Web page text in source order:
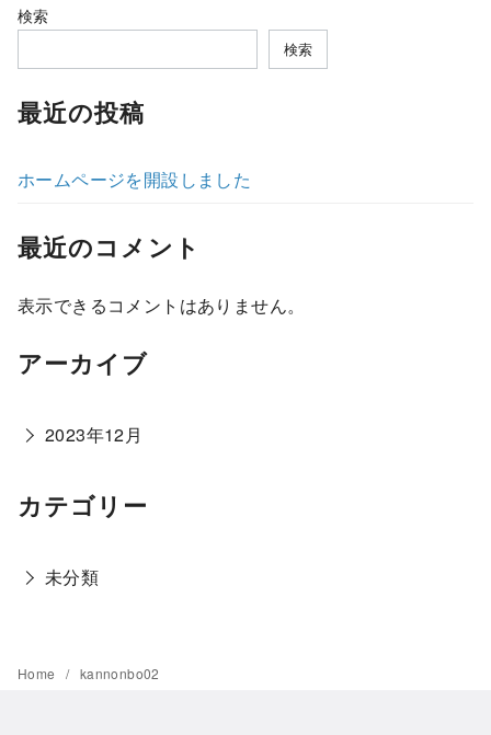
検索
検索
最近の投稿
ホームページを開設しました
最近のコメント
表示できるコメントはありません。
アーカイブ
2023年12月
カテゴリー
未分類
Home kannonbo02